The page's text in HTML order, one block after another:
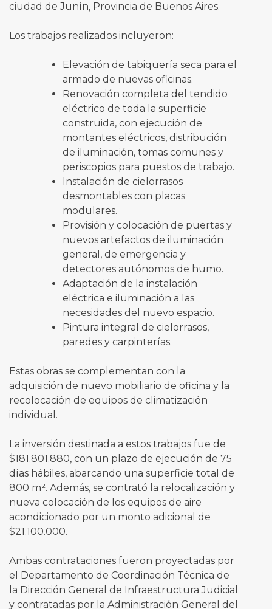
ciudad de Junín, Provincia de Buenos Aires.
Los trabajos realizados incluyeron:
Elevación de tabiquería seca para el
armado de nuevas oficinas.
Renovación completa del tendido
eléctrico de toda la superficie
construida, con ejecución de
montantes eléctricos, distribución
de iluminación, tomas comunes y
periscopios para puestos de trabajo.
Instalación de cielorrasos
desmontables con placas
modulares.
Provisión y colocación de puertas y
nuevos artefactos de iluminación
general, de emergencia y
detectores autónomos de humo.
Adaptación de la instalación
eléctrica e iluminación a las
necesidades del nuevo espacio.
Pintura integral de cielorrasos,
paredes y carpinterías.
Estas obras se complementan con la
adquisición de nuevo mobiliario de oficina y la
recolocación de equipos de climatización
individual.
La inversión destinada a estos trabajos fue de
$181.801.880, con un plazo de ejecución de 75
días hábiles, abarcando una superficie total de
800 m². Además, se contrató la relocalización y
nueva colocación de los equipos de aire
acondicionado por un monto adicional de
$21.100.000.
Ambas contrataciones fueron proyectadas por
el Departamento de Coordinación Técnica de
la Dirección General de Infraestructura Judicial
y contratadas por la Administración General del